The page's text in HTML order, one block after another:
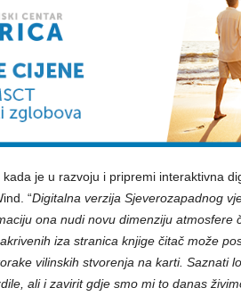
je u razvoju i pripremi interaktivna
“Digitalna verzija Sjeverozapadnog
ona nudi novu dimenziju atmosfere
iza stranica knjige čitač može
vilinskih stvorenja na karti. Saznati
ali i zavirit gdje smo mi to danas